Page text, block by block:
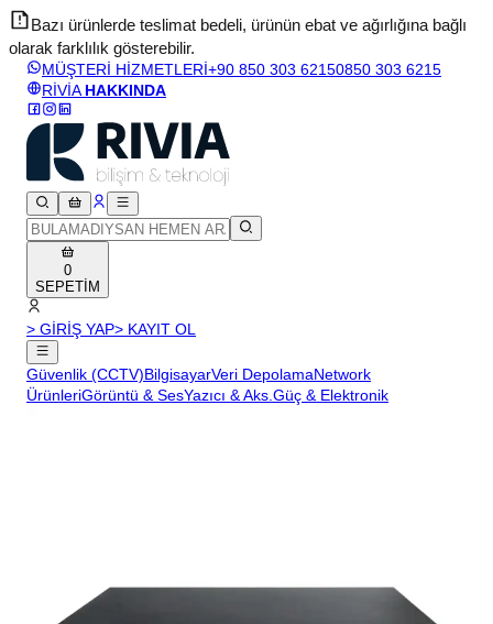
Bazı ürünlerde teslimat bedeli, ürünün ebat ve ağırlığına bağlı
olarak farklılık gösterebilir.
MÜŞTERİ HİZMETLERİ+90 850 303 62150850 303 6215
RİVİA HAKKINDA
0
SEPETİM
> GİRİŞ YAP> KAYIT OL
Güvenlik (CCTV)BilgisayarVeri DepolamaNetwork
ÜrünleriGörüntü & SesYazıcı & Aks.Güç & Elektronik